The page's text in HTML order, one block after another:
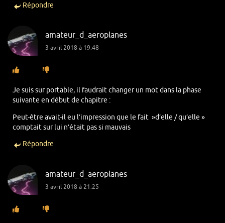
Répondre
amateur_d_aeroplanes
3 avril 2018 à 19:48
Je suis sur portable, il faudrait changer un mot dans la phase
suivante en début de chapitre :
Peut-être avait-il eu l’impression que le fait »d’elle / qu’elle »
comptait sur lui n’était pas si mauvais
Répondre
amateur_d_aeroplanes
3 avril 2018 à 21:25